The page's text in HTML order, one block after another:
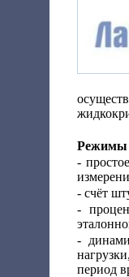
Режимы
-
- счёт
-
-
период